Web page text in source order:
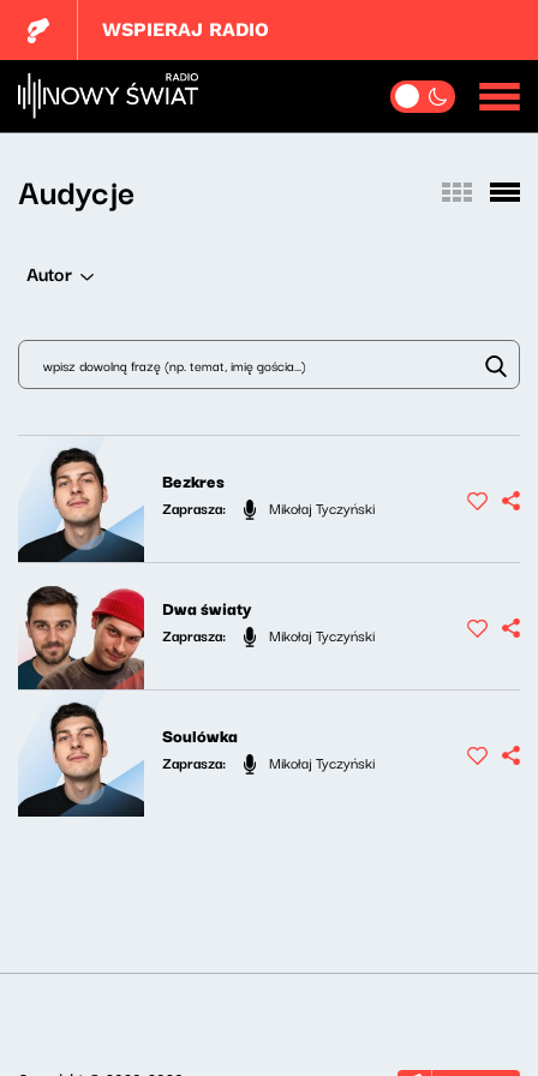
WSPIERAJ RADIO
Audycje
Autor
Bezkres
Zaprasza: Mikołaj Tyczyński
Dwa światy
Zaprasza: Mikołaj Tyczyński
Soulówka
Zaprasza: Mikołaj Tyczyński